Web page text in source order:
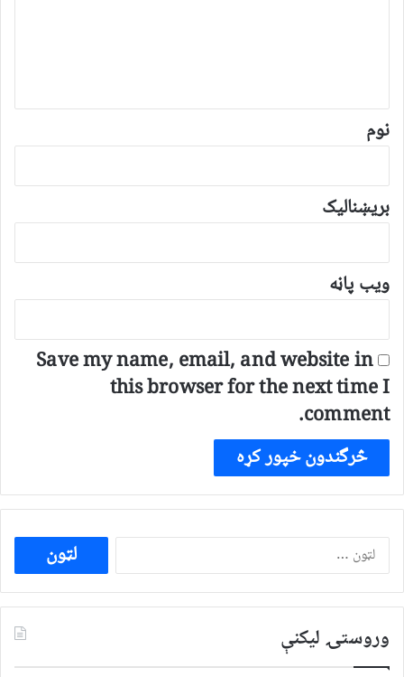
*
نوم
بریښنالیک
ویب پاڼه
Save my name, email, and website in
this browser for the next time I
comment.
ددی
لپاره
لټون:
وروستۍ ليکنې